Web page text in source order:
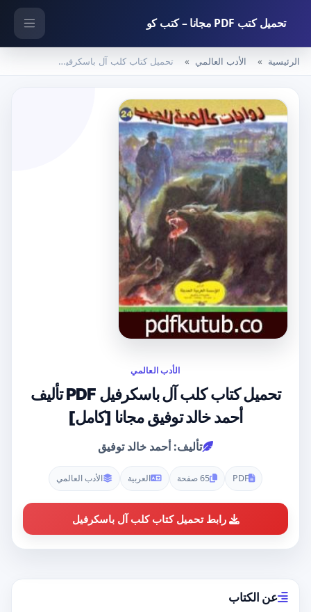
تحميل كتب PDF مجانا – كتب كو
الرئيسية الأدب العالمي تحميل كتاب كلب آل باسكرفيل PDF تأليف أحمد خالد توفيق مجانا [كامل]
الأدب العالمي
تحميل كتاب كلب آل باسكرفيل PDF تأليف
أحمد خالد توفيق مجانا [كامل]
تأليف: أحمد خالد توفيق
PDF 65 صفحة العربية الأدب العالمي
رابط تحميل كتاب كلب آل باسكرفيل
عن الكتاب